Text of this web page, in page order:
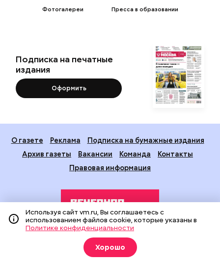
Фотогалереи
Пресса в образовании
Подписка на печатные
издания
Оформить
О газете Реклама
Подписка на бумажные издания
Архив газеты
Вакансии Команда
Контакты
Правовая информация
Издание создано при финансовой поддержке Департамента
средств массовой информации и рекламы города Москвы.
На сайте применяются рекомендательные технологии
Используя сайт vm.ru, Вы соглашаетесь с
использованием файлов cookie, которые указаны в
Политике конфиденциальности
Хорошо